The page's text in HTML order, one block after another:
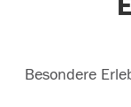
Besondere